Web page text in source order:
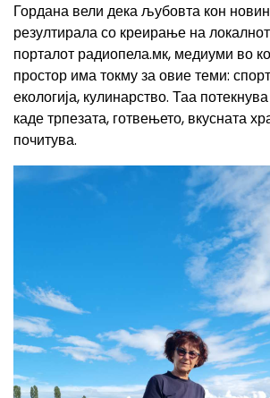
Гордана вели дека љубовта кон
резултирала со креирање на
порталот радиопела.мк, медиуми во
простор има токму за овие теми:
екологија, кулинарство. Таа
каде трпезата, готвењето, вкусната
почитува.